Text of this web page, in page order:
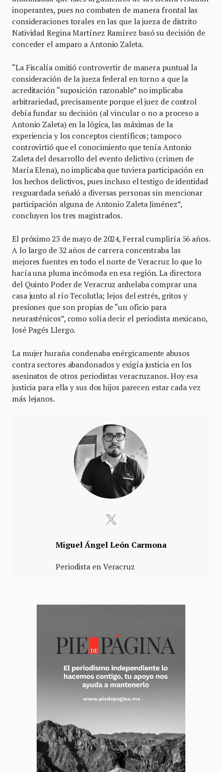
inoperantes, pues no combaten de manera frontal las
consideraciones torales en las que la jueza de distrito
Natividad Regina Martínez Ramírez basó su decisión de
conceder el amparo a Antonio Zaleta.
“La Fiscalía omitió controvertir de manera puntual la
consideración de la jueza federal en torno a que la
acreditación “suposición razonable” no implicaba
arbitrariedad, precisamente porque el juez de control
debía fundar su decisión (al vincular o no a proceso a
Antonio Zaleta) en la lógica, las máximas de la
experiencia y los conceptos científicos; tampoco
controvirtió que el conocimiento que tenía Antonio
Zaleta del desarrollo del evento delictivo (crimen de
María Elena), no implicaba que tuviera participación en
los hechos delictivos, pues incluso el testigo de identidad
resguardada señaló a diversas personas sin mencionar
participación alguna de Antonio Zaleta Jiménez”,
concluyen los tres magistrados.
El próximo 23 de mayo de 2024, Ferral cumpliría 56 años.
A lo largo de 32 años de carrera concentraba las
mejores fuentes en todo el norte de Veracruz lo que lo
hacía una pluma incómoda en esa región. La directora
del Quinto Poder de Veracruz anhelaba comprar una
casa junto al río Tecolutla; lejos del estrés, gritos y
presiones que son propias de “un oficio para
neurasténicos”, como solía decir el periodista mexicano,
José Pagés Llergo.
La mujer huraña condenaba enérgicamente abusos
contra sectores abandonados y exigía justicia en los
asesinatos de otros periodistas veracruzanos. Hoy esa
justicia para ella y sus dos hijos parecen estar cada vez
más lejanos.
Miguel Ángel León Carmona
Periodista en Veracruz